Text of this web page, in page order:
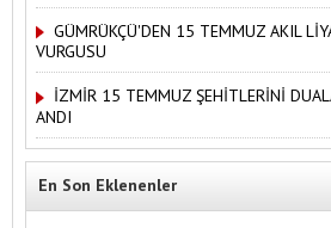
GÜMRÜKÇÜ'DEN 15 TEMMUZ AKIL
VURGUSU
İZMİR 15 TEMMUZ ŞEHİTLERİNİ
ANDI
En Son Eklenenler